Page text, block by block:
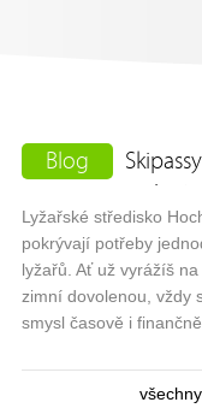
Blog
Lyžařské středisko
pokrývají potřeby
lyžařů. Ať už vyrážíš
zimní dovolenou, vždy
smysl časově i finančně.